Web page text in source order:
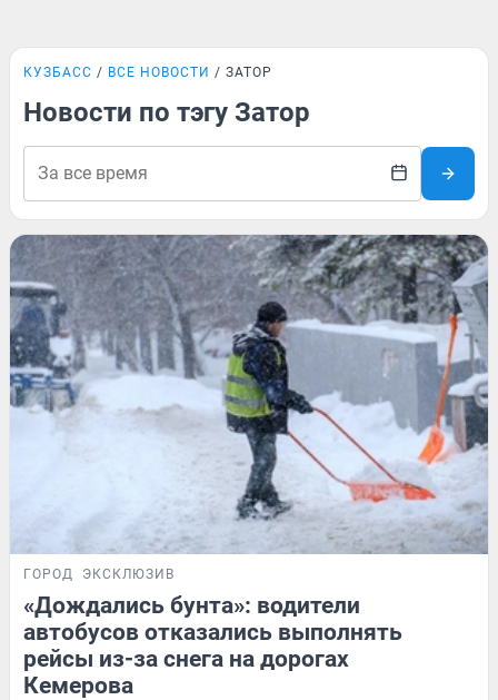
КУЗБАСС ВСЕ НОВОСТИ ЗАТОР
Новости по тэгу Затор
ГОРОД ЭКСКЛЮЗИВ
«Дождались бунта»: водители
автобусов отказались выполнять
рейсы из-за снега на дорогах
Кемерова